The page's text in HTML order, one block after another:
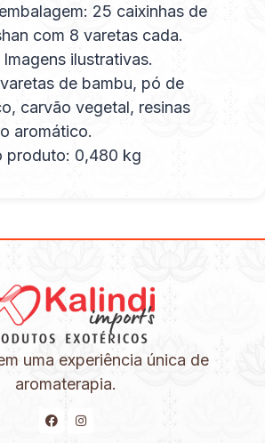
25 caixinhas de
com 8 varetas cada.
ilustrativas.
de bambu, pó de
carvão vegetal, resinas
aromático.
produto: 0,480 kg
uma experiência única de
aromaterapia.